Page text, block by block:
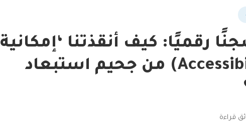
رقميًا: كيف أنقذتنا ‘إمكانية
الوصول’ (Accessibility) من جحيم استبعاد